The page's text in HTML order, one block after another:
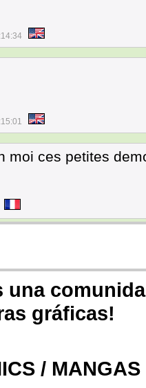
moi ces petites
una
gráficas!
/